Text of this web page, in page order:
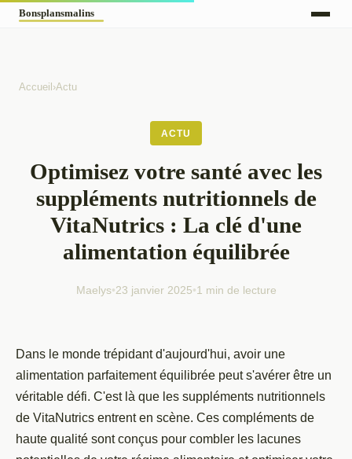
Accueil ›Actu
ACTU
Optimisez votre santé avec les
suppléments nutritionnels de
VitaNutrics : La clé d'une
alimentation équilibrée
Maelys•23 janvier 2025•1 min de lecture
Dans le monde trépidant d'aujourd'hui, avoir une
alimentation parfaitement équilibrée peut s'avérer être un
véritable défi. C'est là que les suppléments nutritionnels
de VitaNutrics entrent en scène. Ces compléments de
haute qualité sont conçus pour combler les lacunes